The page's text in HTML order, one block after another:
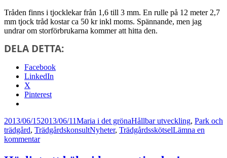
Tråden finns i tjocklekar från 1,6 till 3 mm. En rulle på 12 meter 2,7
mm tjock tråd kostar ca 50 kr inkl moms. Spännande, men jag
undrar om storförbrukarna kommer att hitta den.
DELA DETTA:
Facebook
LinkedIn
X
Pinterest
Postat
2013/06/152013/06/11Författare
Maria i det grönaKategorier
Hållbar utveckling, Park och
trädgård, TrädgårdskonsultTaggar
Nyheter, TrädgårdsskötselLämna en
kommentartill